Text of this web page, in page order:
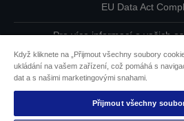
EU Data Act
Pro více informací o vašich
Informace o
Závazek usnadnění přístupu
Když kliknete na „Přijmout všechny soubory
ukládání na vašem zařízení, což pomáhá s
dat a s našimi marketingovými snahami.
Přijmout všechny